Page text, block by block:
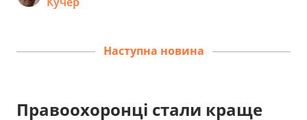
Наступна новина
Правоохоронці стали краще